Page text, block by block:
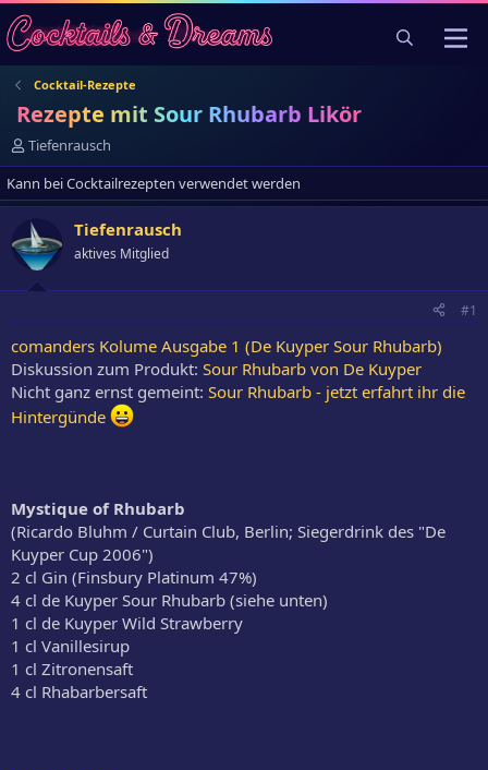
Cocktail-Rezepte
Rezepte mit Sour Rhubarb Likör
E
r
s
t
e
l
l
e
Tiefenrausch
Kann bei Cocktailrezepten verwendet werden
Tiefenrausch
aktives Mitglied
#1
comanders Kolume Ausgabe 1 (De Kuyper Sour Rhubarb)
Diskussion zum Produkt: Sour Rhubarb von De Kuyper
Nicht ganz ernst gemeint: Sour Rhubarb - jetzt erfahrt ihr die
Hintergünde
Mystique of Rhubarb
(Ricardo Bluhm / Curtain Club, Berlin; Siegerdrink des "De
Kuyper Cup 2006")
2 cl Gin (Finsbury Platinum 47%)
4 cl de Kuyper Sour Rhubarb (siehe unten)
1 cl de Kuyper Wild Strawberry
1 cl Vanillesirup
1 cl Zitronensaft
4 cl Rhabarbersaft